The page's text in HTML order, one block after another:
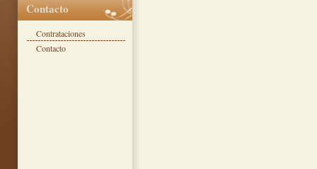
Contacto
Contrataciones
Contacto